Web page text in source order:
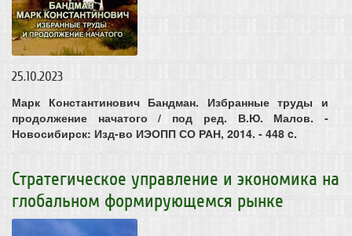
25.10.2023
Марк Константинович Бандман. Избранные труды и
продолжение начатого / под ред. В.Ю. Малов. -
Новосибирск: Изд-во ИЭОПП СО РАН, 2014. - 448 c.
Стратегическое управление и экономика на
глобальном формирующемся рынке